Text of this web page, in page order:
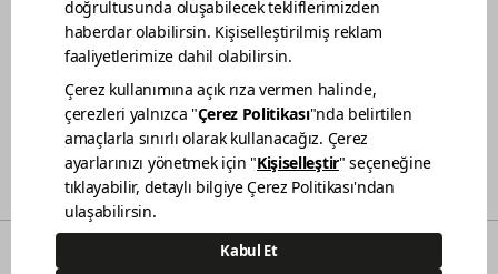
RENKLER DEKORASYON FİKİRLERİ RENOVASYON
BAHÇE MOBİLYA BAKIMI
SATIŞ NOKTALARIMIZ İLETİŞİM
BİLGİ TOPLUMU HİZMETLERİ KVKK AÇIKLAMA
© 2021 - Polisan Kansai Boya San. ve Tic. A.Ş. | Her hakkı saklıdır.